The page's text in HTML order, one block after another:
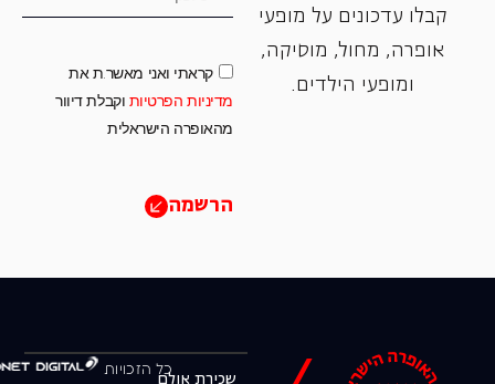
קבלו עדכונים על מופעי
אופרה, ‏מחול, ‏מוסיקה,
ומופעי הילדים.
קראתי ואני מאשר.ת את
מדיניות הפרטיות וקבלת דיוור
מהאופרה הישראלית
הרשמה
כל הזכויות
שכירת אולם